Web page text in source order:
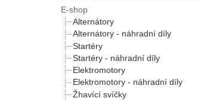
E-shop
Alternátory
Alternátory - náhradní díly
Startéry
Startéry - náhradní díly
Elektromotory
Elektromotory - náhradní díly
Žhavící svíčky